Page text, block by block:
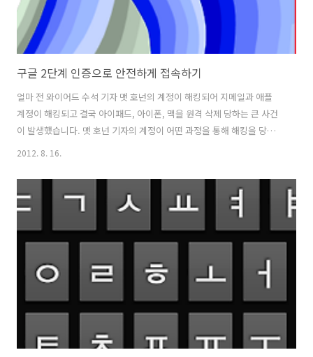
구글 2단계 인증으로 안전하게 접속하기
얼마 전 와이어드 수석 기자 맷 호넌의 계정이 해킹되어 지메일과 애플
계정이 해킹되고 결국 아이패드, 아이폰, 맥을 원격 삭제 당하는 큰 사건
이 발생했습니다. 맷 호넌 기자의 계정이 어떤 과정을 통해 해킹을 당했
뚫린다는 것을 알 수 있습니다. 얼마 전 KT 의 개인정보 유출도 그렇고,
SK 네이트의 개인정보 유출에서 보듯 수 많은 사이트에 퍼져있는 개인
정보, 특히 비밀번호 등이 너무 손쉽게 해커에게 넘어가고 있습니다. (두
경우 모두 비밀번호까지 넘어 갔는지는 확실치 않음) 만약 해커가 개인정
보 DB 에 접근가능하거나 탈취했다면, 그 사이트에 사용하는 비밀번호
는 더 ..
2012. 8. 16.